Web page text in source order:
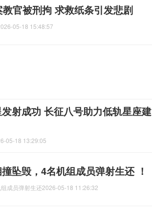
官被刑拘 求救纸条引发悲剧
05-18 15:48:57
射成功 长征八号助力低轨星座建
05-18 13:29:05
坠毁，4名机组成员弹射生还 ！
成员弹射生还2026-05-18 11:26:32